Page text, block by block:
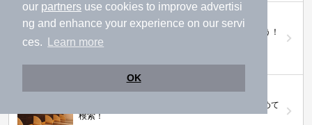
our partners use cookies to improve advertisi
ng and enhance your experience on our servi
ces.
Learn more
OK
【ニフティ温泉 百名湯2026】
行ってみたい施設に投票してプレゼントを当てよう！
（全10回開催 / 合計260名様）
岩盤浴特集
日本全国の岩盤浴情報だけをピックアップ。まとめて
検索！